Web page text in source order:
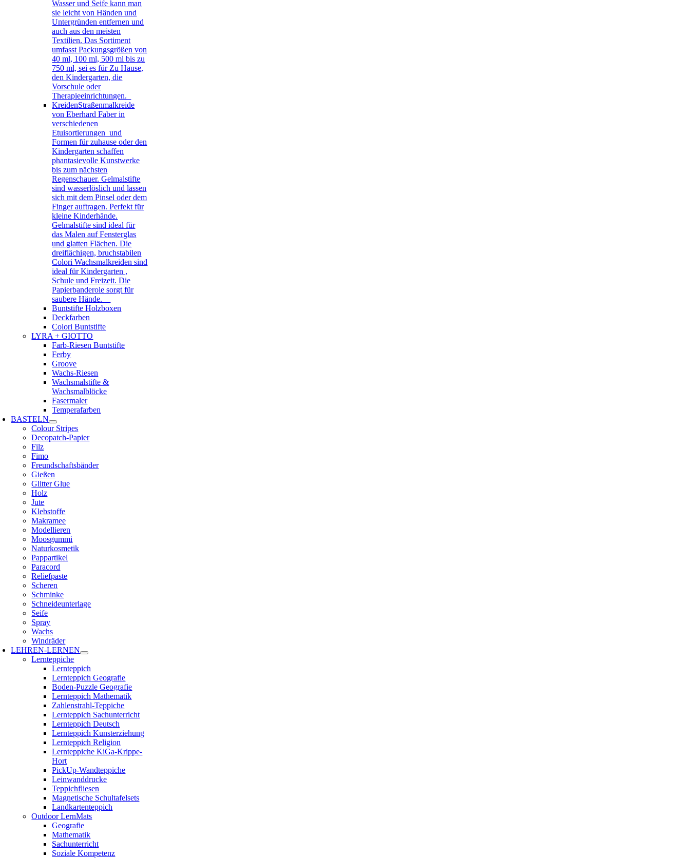
Wasser und Seife kann man
sie leicht von Händen und
Untergründen entfernen und
auch aus den meisten
Textilien. Das Sortiment
umfasst Packungsgrößen von
40 ml, 100 ml, 500 ml bis zu
750 ml, sei es für Zu Hause,
den Kindergarten, die
Vorschule oder
Therapieeinrichtungen.
KreidenStraßenmalkreide
von Eberhard Faber in
verschiedenen
Etuisortierungen und
Formen für zuhause oder den
Kindergarten schaffen
phantasievolle Kunstwerke
bis zum nächsten
Regenschauer. Gelmalstifte
sind wasserlöslich und lassen
sich mit dem Pinsel oder dem
Finger auftragen. Perfekt für
kleine Kinderhände.
Gelmalstifte sind ideal für
das Malen auf Fensterglas
und glatten Flächen. Die
dreiflächigen, bruchstabilen
Colori Wachsmalkreiden sind
ideal für Kindergarten ,
Schule und Freizeit. Die
Papierbanderole sorgt für
saubere Hände.
Buntstifte Holzboxen
Deckfarben
Colori Buntstifte
LYRA + GIOTTO
Farb-Riesen Buntstifte
Ferby
Groove
Wachs-Riesen
Wachsmalstifte &
Wachsmalblöcke
Fasermaler
Temperafarben
BASTELN
Colour Stripes
Decopatch-Papier
Filz
Fimo
Freundschaftsbänder
Gießen
Glitter Glue
Holz
Jute
Klebstoffe
Makramee
Modellieren
Moosgummi
Naturkosmetik
Pappartikel
Paracord
Reliefpaste
Scheren
Schminke
Schneideunterlage
Seife
Spray
Wachs
Windräder
LEHREN-LERNEN
Lernteppiche
Lernteppich
Lernteppich Geografie
Boden-Puzzle Geografie
Lernteppich Mathematik
Zahlenstrahl-Teppiche
Lernteppich Sachunterricht
Lernteppich Deutsch
Lernteppich Kunsterziehung
Lernteppich Religion
Lernteppiche KiGa-Krippe-
Hort
PickUp-Wandteppiche
Leinwanddrucke
Teppichfliesen
Magnetische Schultafelsets
Landkartenteppich
Outdoor LernMats
Geografie
Mathematik
Sachunterricht
Soziale Kompetenz